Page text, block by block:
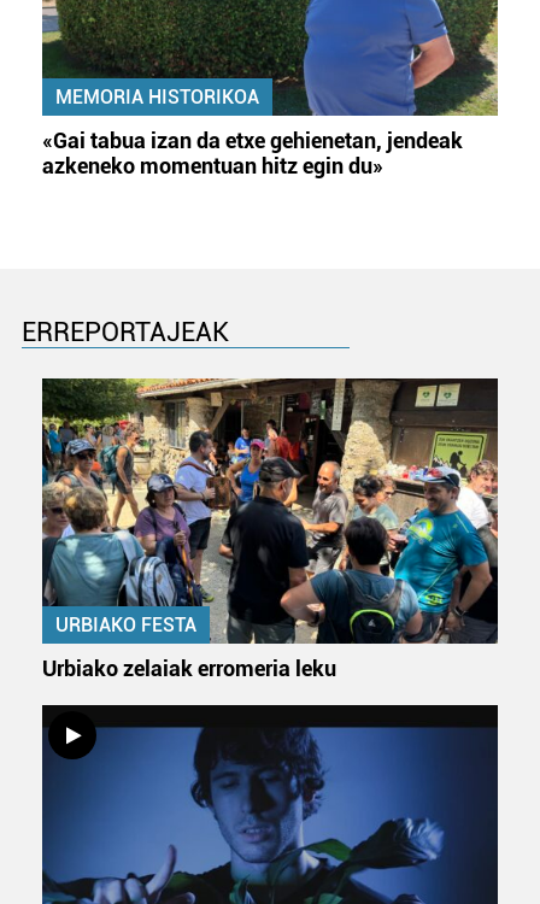
MEMORIA HISTORIKOA
«Gai tabua izan da etxe gehienetan, jendeak
azkeneko momentuan hitz egin du»
ERREPORTAJEAK
URBIAKO FESTA
Urbiako zelaiak erromeria leku